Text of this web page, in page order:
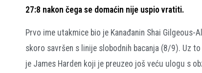
27:8 nakon čega se domaćin nije uspio vratiti.
Prvo ime utakmice bio je Kanađanin Shai
skoro savršen s linije slobodnih bacanja (8/9). Uz
je James Harden koji je preuzeo još veću ulogu s